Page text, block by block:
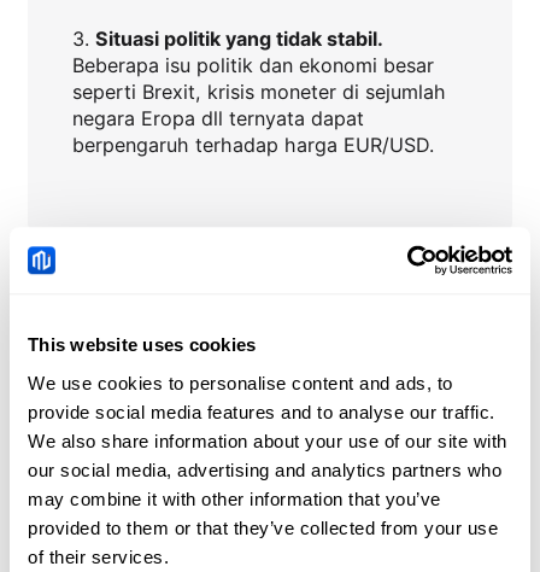
This website uses cookies
We use cookies to personalise content and ads, to
provide social media features and to analyse our traffic.
We also share information about your use of our site with
our social media, advertising and analytics partners who
may combine it with other information that you’ve
provided to them or that they’ve collected from your use
of their services.
3. Situasi politik yang tidak stabil.
Beberapa isu politik dan ekonomi besar
seperti Brexit, krisis moneter di sejumlah
negara Eropa dll ternyata dapat
berpengaruh terhadap harga EUR/USD.
Brent: Ketegangan AS-
Iran Mendukung Harga –
ING
2026-08-07 14:35:39 (GMT+0)
Euro bergerak datar di